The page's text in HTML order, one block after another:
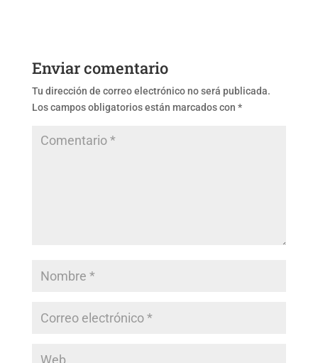
Enviar comentario
Tu dirección de correo electrónico no será publicada.
Los campos obligatorios están marcados con *